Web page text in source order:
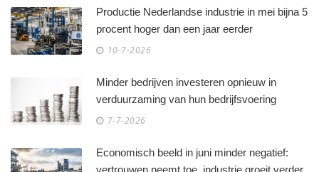
Productie Nederlandse industrie in mei bijna 5
procent hoger dan een jaar eerder
10-7-2026
Minder bedrijven investeren opnieuw in
verduurzaming van hun bedrijfsvoering
7-7-2026
Economisch beeld in juni minder negatief:
vertrouwen neemt toe, industrie groeit verder